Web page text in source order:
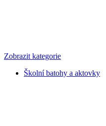
Zobrazit kategorie
Školní batohy a aktovky